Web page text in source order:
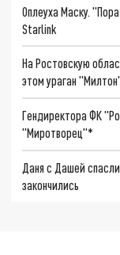
Оплеуха Маску.
Starlink
На Ростовскую
этом ураган
Гендиректора ФК
"Миротворец"*
Даня с Дашей
закончились